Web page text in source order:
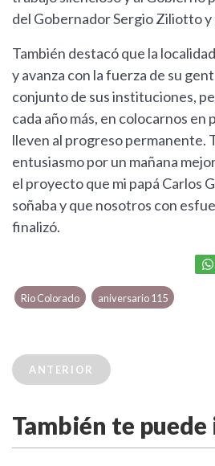
del Gobernador Sergio Ziliotto y
También destacó que la
y avanza con la fuerza de su
conjunto de sus instituciones,
cada año más, en colocarnos en
lleven al progreso permanente.
entusiasmo por un mañana
el proyecto que mi papá Carlos
soñaba y que nosotros con
finalizó.
Rio Colorado aniversario 115
ANTERIOR
También te